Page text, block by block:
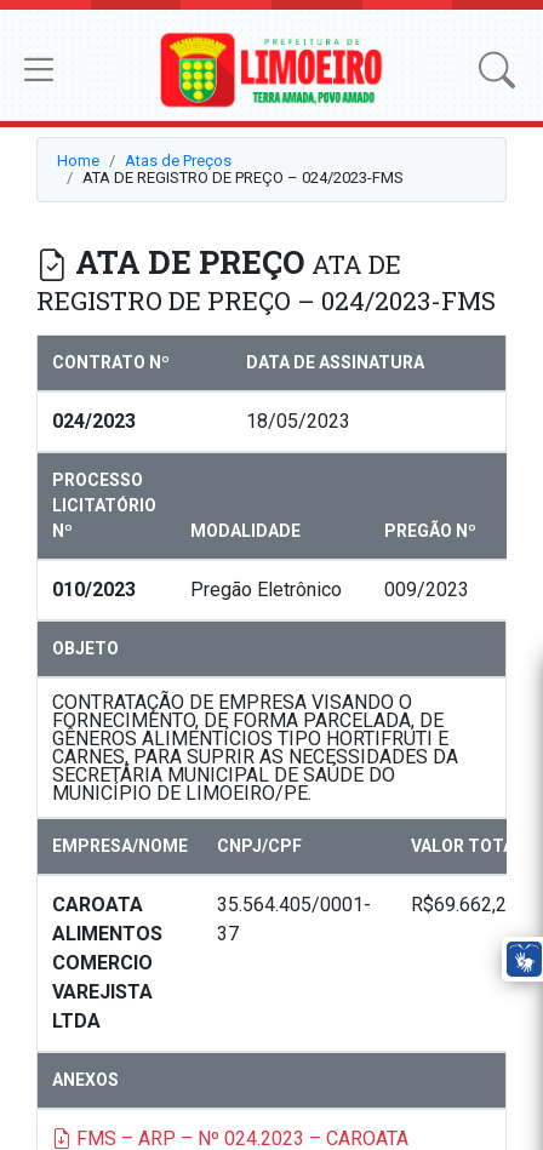
Home
Atas de Preços
ATA DE REGISTRO DE PREÇO – 024/2023-FMS
ATA DE PREÇO ATA DE
REGISTRO DE PREÇO – 024/2023-FMS
CONTRATO Nº DATA DE ASSINATURA
024/2023 18/05/2023
PROCESSO
LICITATÓRIO
Nº
MODALIDADE PREGÃO Nº
010/2023 Pregão Eletrônico 009/2023
OBJETO
CONTRATAÇÃO DE EMPRESA VISANDO O
FORNECIMENTO, DE FORMA PARCELADA, DE
GÊNEROS ALIMENTÍCIOS TIPO HORTIFRUTI E
CARNES, PARA SUPRIR AS NECESSIDADES DA
SECRETÁRIA MUNICIPAL DE SAÚDE DO
MUNICÍPIO DE LIMOEIRO/PE.
EMPRESA/NOME CNPJ/CPF VALOR TOTAL
CAROATA
ALIMENTOS
COMERCIO
VAREJISTA
LTDA
35.564.405/0001-
37
R$69.662,25
ANEXOS
FMS – ARP – Nº 024.2023 – CAROATA